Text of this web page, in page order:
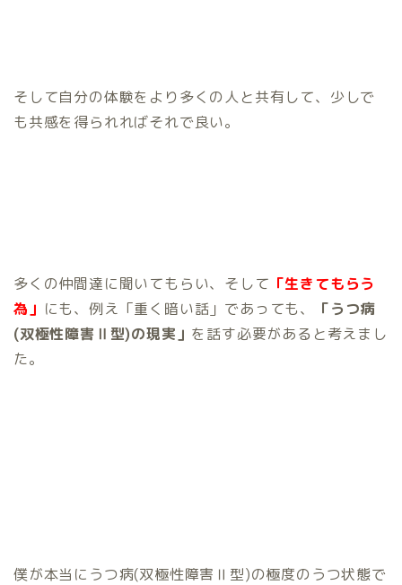
そして自分の体験をより多くの人と共有して、少しで
も共感を得られればそれで良い。
多くの仲間達に聞いてもらい、そして 「生きてもらう
為」 にも、例え「重く暗い話」であっても、
「うつ病
(双極性障害Ⅱ型)の現実」 を話す必要があると考えまし
た。
僕が本当にうつ病(双極性障害Ⅱ型)の極度のうつ状態で